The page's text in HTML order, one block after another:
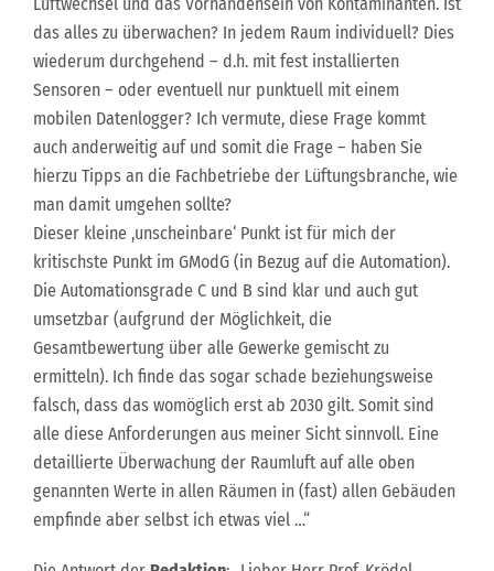
das alles zu überwachen? In jedem Raum individuell? Dies
wiederum durchgehend – d.h. mit fest installierten
Sensoren – oder eventuell nur punktuell mit einem
mobilen Datenlogger? Ich vermute, diese Frage kommt
auch anderweitig auf und somit die Frage – haben Sie
hierzu Tipps an die Fachbetriebe der Lüftungsbranche, wie
man damit umgehen sollte?
Dieser kleine ,unscheinbare‘ Punkt ist für mich der
kritischste Punkt im GModG (in Bezug auf die Automation).
Die Automationsgrade C und B sind klar und auch gut
umsetzbar (aufgrund der Möglichkeit, die
Gesamtbewertung über alle Gewerke gemischt zu
ermitteln). Ich finde das sogar schade beziehungsweise
falsch, dass das womöglich erst ab 2030 gilt. Somit sind
alle diese Anforderungen aus meiner Sicht sinnvoll. Eine
detaillierte Überwachung der Raumluft auf alle oben
genannten Werte in allen Räumen in (fast) allen Gebäuden
empfinde aber selbst ich etwas viel …“